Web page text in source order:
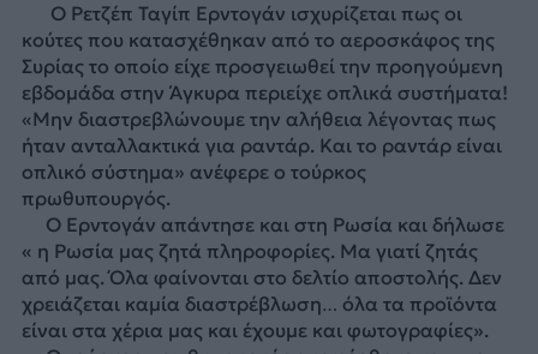
Ο Ρετζέπ Ταγίπ Ερντογάν ισχυρίζεται πως οι
κούτες που κατασχέθηκαν από το αεροσκάφος της
Συρίας το οποίο είχε προσγειωθεί την προηγούμενη
εβδομάδα στην Άγκυρα περιείχε οπλικά συστήματα!
«Μην διαστρεβλώνουμε την αλήθεια λέγοντας πως
ήταν ανταλλακτικά για ραντάρ. Και το ραντάρ είναι
οπλικό σύστημα» ανέφερε ο τούρκος
πρωθυπουργός.
Ο Ερντογάν απάντησε και στη Ρωσία και δήλωσε
« η Ρωσία μας ζητά πληροφορίες. Μα γιατί ζητάς
από μας. Όλα φαίνονται στο δελτίο αποστολής. Δεν
χρειάζεται καμία διαστρέβλωση… όλα τα προϊόντα
είναι στα χέρια μας και έχουμε και φωτογραφίες».